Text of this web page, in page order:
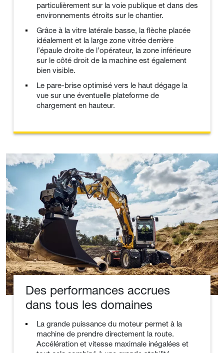
particulièrement sur la voie publique et dans des
environnements étroits sur le chantier.
Grâce à la vitre latérale basse, la flèche placée
idéalement et la large zone vitrée derrière
l’épaule droite de l’opérateur, la zone inférieure
sur le côté droit de la machine est également
bien visible.
Le pare-brise optimisé vers le haut dégage la
vue sur une éventuelle plateforme de
chargement en hauteur.
Des performances accrues
dans tous les domaines
La grande puissance du moteur permet à la
machine de prendre directement la route.
Accélération et vitesse maximale inégalées et